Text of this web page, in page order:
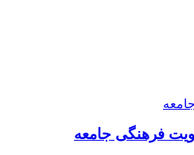
فرهنگی جامعه